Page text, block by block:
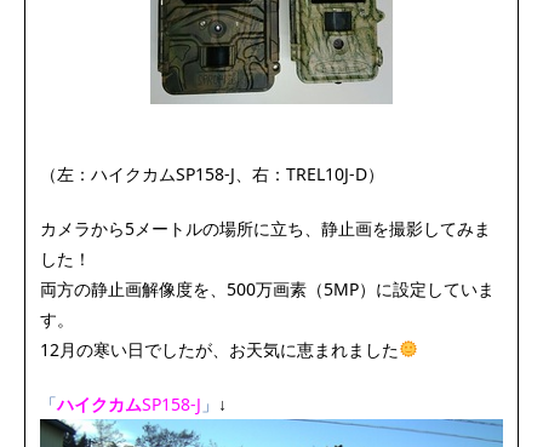
（左：ハイクカムSP158‐J、右：TREL10J-D）
カメラから5メートルの場所に立ち、静止画を撮影してみま
した！
両方の静止画解像度を、500万画素（5MP）に設定していま
す。
12月の寒い日でしたが、お天気に恵まれました
「ハイクカムSP158‐J 」 ↓